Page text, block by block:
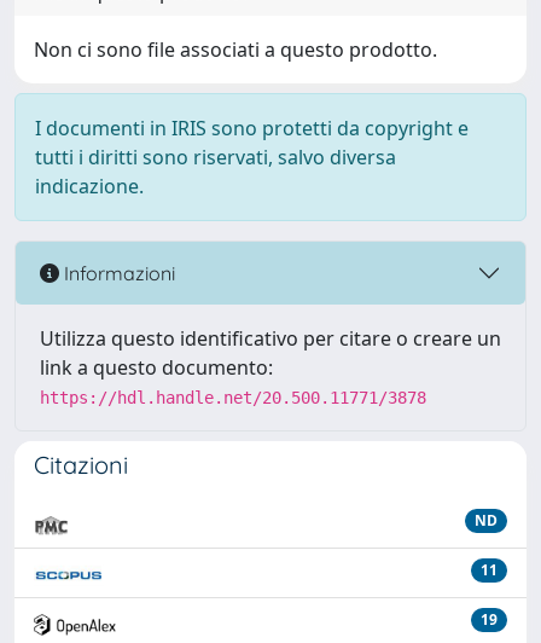
Non ci sono file associati a questo prodotto.
I documenti in IRIS sono protetti da copyright e
tutti i diritti sono riservati, salvo diversa
indicazione.
Informazioni
Utilizza questo identificativo per citare o creare un
link a questo documento:
https://hdl.handle.net/20.500.11771/3878
Citazioni
ND
11
19